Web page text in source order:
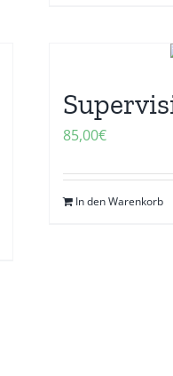
85,00€
In den Warenkorb